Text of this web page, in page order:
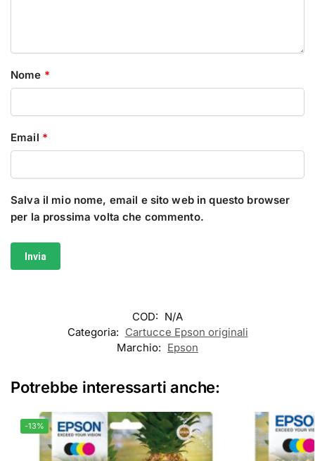
Nome *
Email *
Salva il mio nome, email e sito web in questo browser
per la prossima volta che commento.
COD: N/A
Categoria: Cartucce Epson originali
Marchio: Epson
Potrebbe interessarti anche:
-13%